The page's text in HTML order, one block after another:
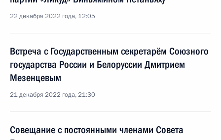
22 декабря 2022 года, 12:05
Встреча с Государственным секретарём Союзного
государства России и Белоруссии Дмитрием
Мезенцевым
21 декабря 2022 года, 21:30
Совещание с постоянными членами Совета